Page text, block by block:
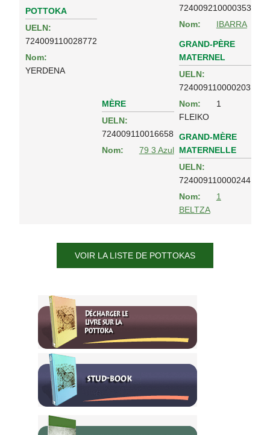
POTTOKA
UELN:
724009110028772
Nom:
YERDENA
724009210000353
Nom:
IBARRA
MÈRE
UELN:
724009110016658
Nom:
79 3 Azul
GRAND-PÈRE
MATERNEL
UELN:
724009110000203
Nom:
1
FLEIKO
GRAND-MÈRE
MATERNELLE
UELN:
724009110000244
Nom:
1
BELTZA
VOIR LA LISTE DE POTTOKAS